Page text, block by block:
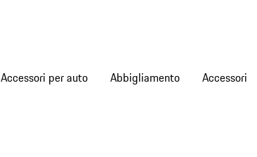
Accessori per auto Abbigliamento Accessori